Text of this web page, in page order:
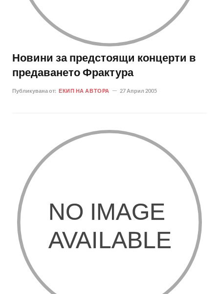
Новини за предстоящи концерти в
предаването Фрактура
Публикувана от: ЕКИП НА АВТОРА 27 Април 2005